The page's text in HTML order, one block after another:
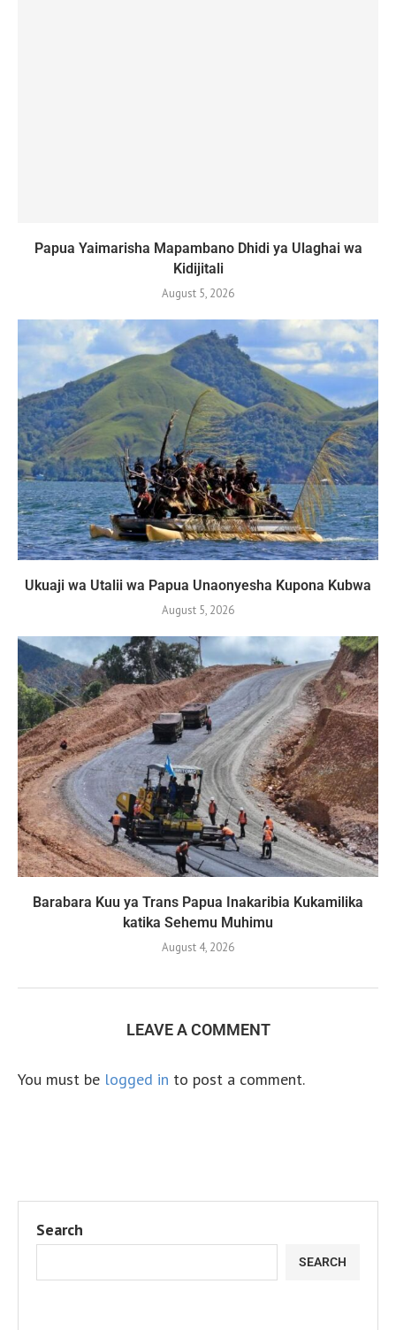
Papua Yaimarisha Mapambano Dhidi ya Ulaghai wa
Kidijitali
August 5, 2026
Ukuaji wa Utalii wa Papua Unaonyesha Kupona Kubwa
August 5, 2026
Barabara Kuu ya Trans Papua Inakaribia Kukamilika
katika Sehemu Muhimu
August 4, 2026
LEAVE A COMMENT
You must be logged in to post a comment.
Search
SEARCH